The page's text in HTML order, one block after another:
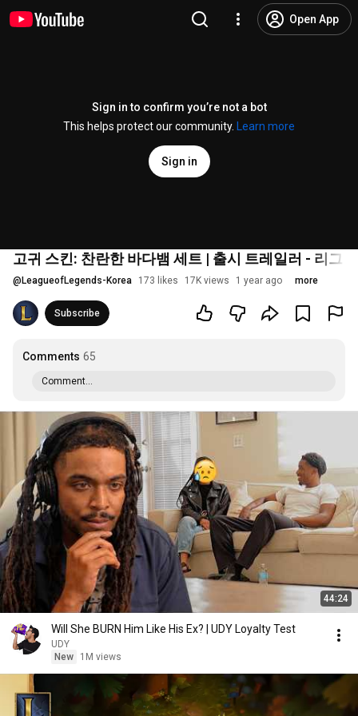
Open App
Sign in to confirm you’re not a bot
This helps protect our community.
Learn more
Sign in
고귀 스킨: 찬란한 바다뱀 세트 | 출시 트레일러 - 리그
@ LeagueofLegends-Korea 173 likes 17K views 1 year ago more
Subscribe
Comments 65
Comment...
44:24
Will She BURN Him Like His Ex? | UDY Loyalty Test
UDY
New
1M views